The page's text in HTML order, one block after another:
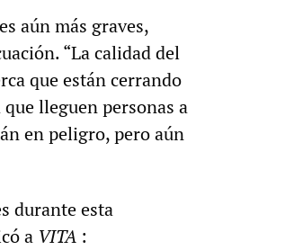
aún más graves,
“La calidad del
que están cerrando
lleguen personas a
en peligro, pero aún
durante esta
a VITA :